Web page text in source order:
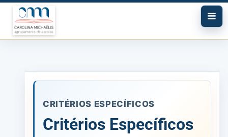
CRITÉRIOS ESPECÍFICOS
Critérios Específicos